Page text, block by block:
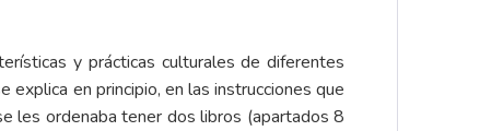
y prácticas culturales de diferentes
explica en principio, en las instrucciones que
les ordenaba tener dos libros (apartados 8